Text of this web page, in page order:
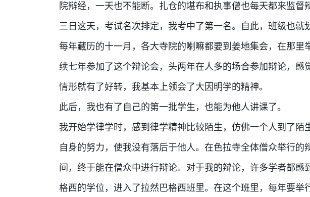
院辩经，一天也不能断。扎仓的堪布和执事僧也每天都来监督
三日这天，考试名次排定，我考中了第一名。自此，班级也就
每年藏历的十一月，各大寺院的喇嘛都要到姜地集会，在那里
续七年参加了这个辩论会，头两年在人多的场合参加辩论，感
情形就有了好转，我基本上领会了大因明学的精神。
此后，我也有了自己的第一批学生，也能为他人讲课了。
我开始学律学时，感到律学精神比较陌生，仿佛一个人到了陌
自身的努力，使我没有落后于他人。在色拉寺全体僧众举行的
间，终于能在僧众中进行辩论。对于我的辩论，许多学者都感
格西的学位，进入了拉然巴格西班里。在这个班里，每年要举